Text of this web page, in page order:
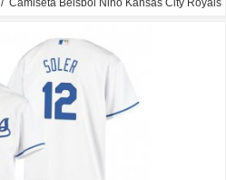
/ Camiseta Beisbol Nino Kansas City Royals